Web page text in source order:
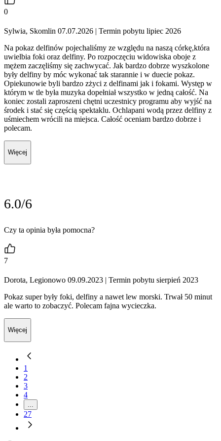
0
Sylwia, Skomlin 07.07.2026 | Termin pobytu lipiec 2026
Na pokaz delfinów pojechaliśmy ze względu na naszą córkę,która
uwielbia foki oraz delfiny. Po rozpoczęciu widowiska oboje z
mężem zaczęliśmy się zachwycać. Jak bardzo dobrze wyszkolone
były delfiny by móc wykonać tak starannie i w duecie pokaz.
Opiekunowie byli bardzo zżyci z delfinami jak i fokami. Występ w
którym w tle była muzyka dopełniał wszystko w jedną całość. Na
koniec zostali zaproszeni chętni uczestnicy programu aby wyjść na
środek i stać się częścią spektaklu. Ochlapani wodą przez delfiny z
uśmiechem wrócili na miejsca. Całość oceniam bardzo dobrze i
polecam.
Więcej
6.0/6
Czy ta opinia była pomocna?
7
Dorota, Legionowo 09.09.2023 | Termin pobytu sierpień 2023
Pokaz super były foki, delfiny a nawet lew morski. Trwał 50 minut
ale warto to zobaczyć. Polecam fajna wycieczka.
Więcej
1
2
3
4
27